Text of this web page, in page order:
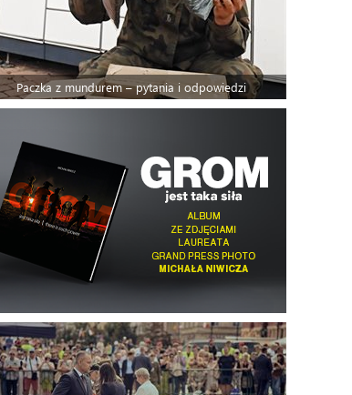
Paczka z mundurem – pytania i odpowiedzi